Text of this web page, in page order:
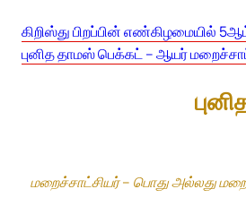
கிறிஸ்து பிறப்பின் எண்கிழமையில்
புனித தாமஸ் பெக்கட் – ஆயர்
மறைச்சாட்சியர் – பொது அல்லது